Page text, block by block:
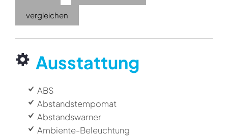
vergleichen
Ausstattung
ABS
Abstandstempomat
Abstandswarner
Ambiente-Beleuchtung